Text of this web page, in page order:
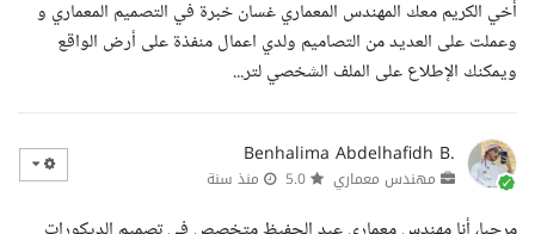
أخي الكريم معك المهندس المعماري غسان خبرة في التصميم المعماري و
وعملت على العديد من التصاميم ولدي اعمال منفذة على أرض الواقع
ويمكنك الإطلاع على الملف الشخصي لتر...
Benhalima Abdelhafidh B.
مهندس معماري منذ سنة